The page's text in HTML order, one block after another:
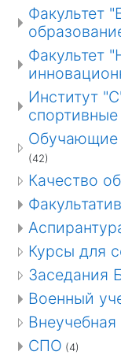
Факультет
Факультет
Институт
спортивные
Обучающие
(42)
Качество
Курсы для
Заседания
Военный
Внеучебная
СПО (4)